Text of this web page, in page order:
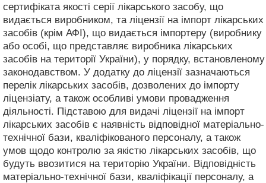
сертифіката якості серії лікарського засобу, що
видається виробником, та ліцензії на імпорт лікарських
засобів (крім АФІ), що видається імпортеру (виробнику
або особі, що представляє виробника лікарських
засобів на території України), у порядку, встановленому
законодавством. У додатку до ліцензії зазначаються
перелік лікарських засобів, дозволених до імпорту
ліцензіату, а також особливі умови провадження
діяльності. Підставою для видачі ліцензії на імпорт
лікарських засобів є наявність відповідної матеріально-
технічної бази, кваліфікованого персоналу, а також
умов щодо контролю за якістю лікарських засобів, що
будуть ввозитися на територію України. Відповідність
матеріально-технічної бази, кваліфікації персоналу, а